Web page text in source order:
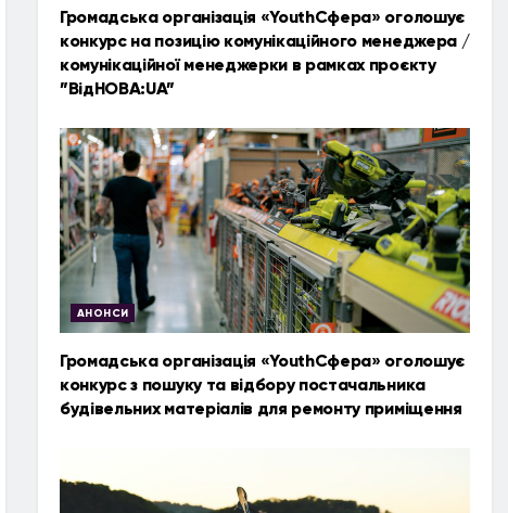
Громадська організація «YouthСфера» оголошує
конкурс на позицію комунікаційного менеджера /
комунікаційної менеджерки в рамках проєкту
”ВідНОВА:UA”
АНОНСИ
Громадська організація «YouthСфера» оголошує
конкурс з пошуку та відбору постачальника
будівельних матеріалів для ремонту приміщення